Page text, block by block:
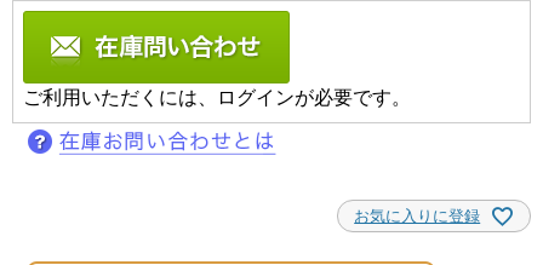
ご利用いただくには、ログインが必要です。
お気に入りに登録